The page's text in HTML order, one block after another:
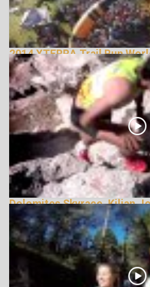
2014 XTERRA Trail Run
147731 Nézetek
Dolomites Skyrace, Kilian
győzelmével
140926 Nézetek